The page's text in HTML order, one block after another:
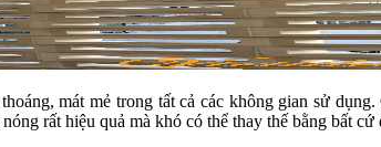
mát mẻ trong tất cả các không gian sử
rất hiệu quả mà khó có thể thay thế bằng bất